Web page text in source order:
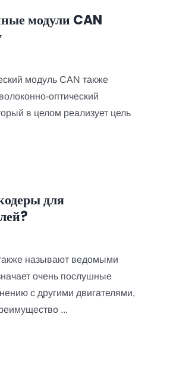
модули CAN
модуль CAN также
оптический
в целом реализует цель
для
называют ведомыми
очень послушные
с другими двигателями,
...